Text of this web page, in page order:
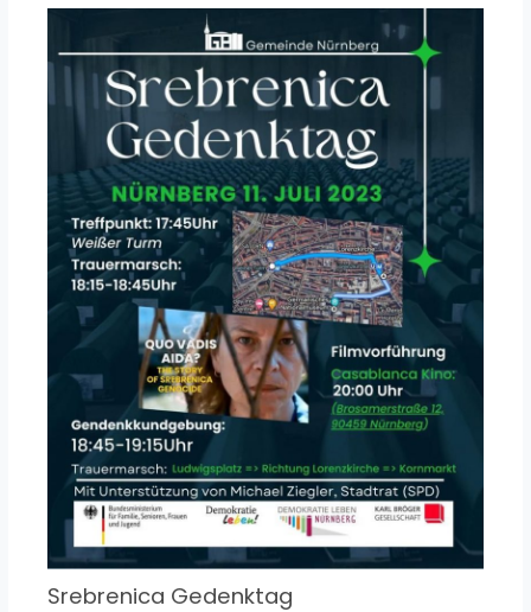
Srebrenica Gedenktag